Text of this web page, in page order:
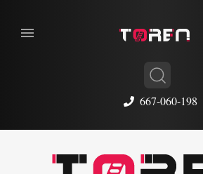
667-060-198
